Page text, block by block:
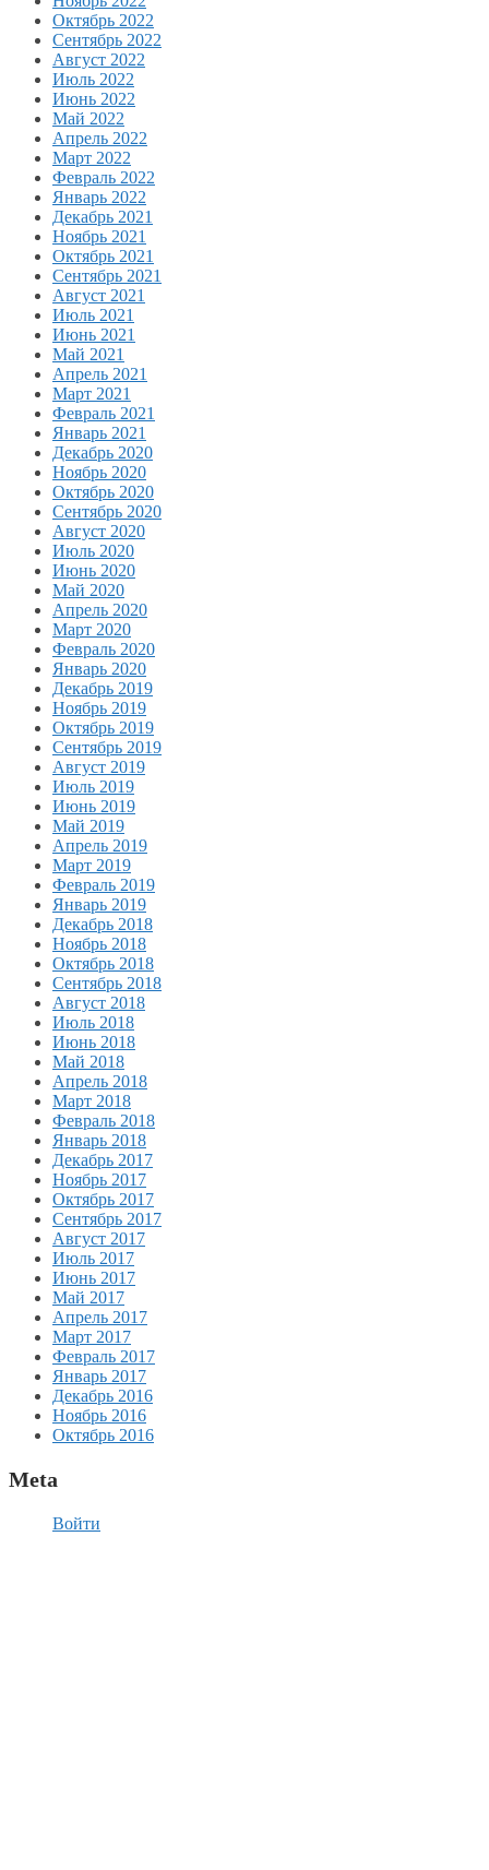
Октябрь 2022
Сентябрь 2022
Август 2022
Июль 2022
Июнь 2022
Май 2022
Апрель 2022
Март 2022
Февраль 2022
Январь 2022
Декабрь 2021
Ноябрь 2021
Октябрь 2021
Сентябрь 2021
Август 2021
Июль 2021
Июнь 2021
Май 2021
Апрель 2021
Март 2021
Февраль 2021
Январь 2021
Декабрь 2020
Ноябрь 2020
Октябрь 2020
Сентябрь 2020
Август 2020
Июль 2020
Июнь 2020
Май 2020
Апрель 2020
Март 2020
Февраль 2020
Январь 2020
Декабрь 2019
Ноябрь 2019
Октябрь 2019
Сентябрь 2019
Август 2019
Июль 2019
Июнь 2019
Май 2019
Апрель 2019
Март 2019
Февраль 2019
Январь 2019
Декабрь 2018
Ноябрь 2018
Октябрь 2018
Сентябрь 2018
Август 2018
Июль 2018
Июнь 2018
Май 2018
Апрель 2018
Март 2018
Февраль 2018
Январь 2018
Декабрь 2017
Ноябрь 2017
Октябрь 2017
Сентябрь 2017
Август 2017
Июль 2017
Июнь 2017
Май 2017
Апрель 2017
Март 2017
Февраль 2017
Январь 2017
Декабрь 2016
Ноябрь 2016
Октябрь 2016
Meta
Войти